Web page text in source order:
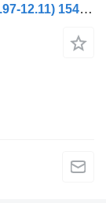
Flexible de climatisation UWE B12B (01.97-12.11) 15471 15431 pour Volvo B6, B7, B9, B10, B12 bus (1978-2011)